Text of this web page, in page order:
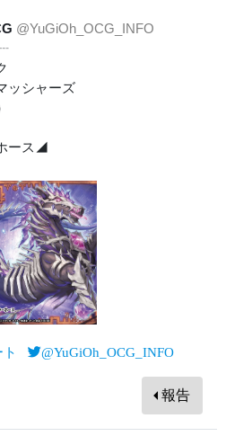
@YuGiOh_OCG_INFO
ッシャーズ
ース◢
@YuGiOh_OCG_INFO
報告